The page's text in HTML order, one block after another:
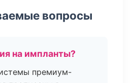
вопросы
на импланты?
премиум-